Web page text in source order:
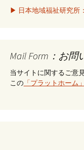
▶ 日本地域福祉研究所
Mail Form：お問
当サイトに関するご意
この 「プラットホーム」